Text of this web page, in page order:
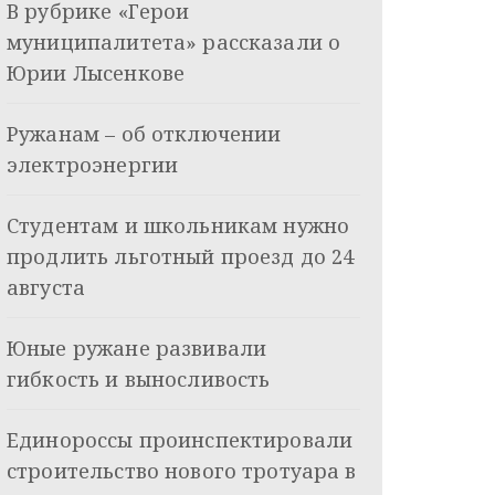
В рубрике «Герои
муниципалитета» рассказали о
Юрии Лысенкове
Ружанам – об отключении
электроэнергии
Студентам и школьникам нужно
продлить льготный проезд до 24
августа
Юные ружане развивали
гибкость и выносливость
Единороссы проинспектировали
строительство нового тротуара в